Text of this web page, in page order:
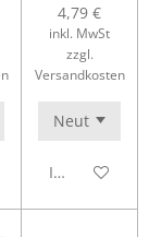
4,79 €
inkl. MwSt
zzgl.
Versandkosten
In den